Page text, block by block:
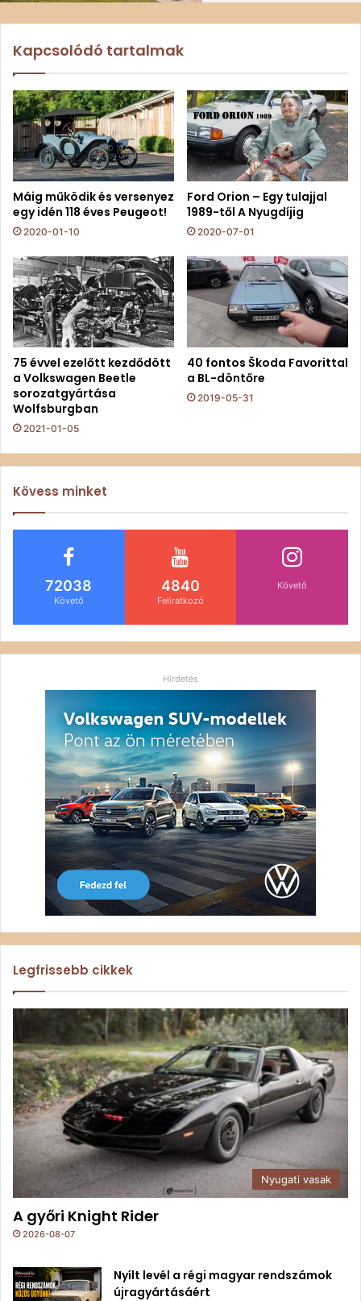
Kapcsolódó tartalmak
Máig működik és versenyez
egy idén 118 éves Peugeot!
2020-01-10
Ford Orion – Egy tulajjal
1989-től A Nyugdíjig
2020-07-01
75 évvel ezelőtt kezdődött
a Volkswagen Beetle
sorozatgyártása
Wolfsburgban
2021-01-05
40 fontos Škoda Favorittal
a BL-döntőre
2019-05-31
Kövess minket
72038
Követő
4840
Feliratkozó
Követő
Hirdetés
Legfrissebb cikkek
Nyugati vasak
A győri Knight Rider
2026-08-07
Nyílt levél a régi magyar rendszámok
újragyártásáért